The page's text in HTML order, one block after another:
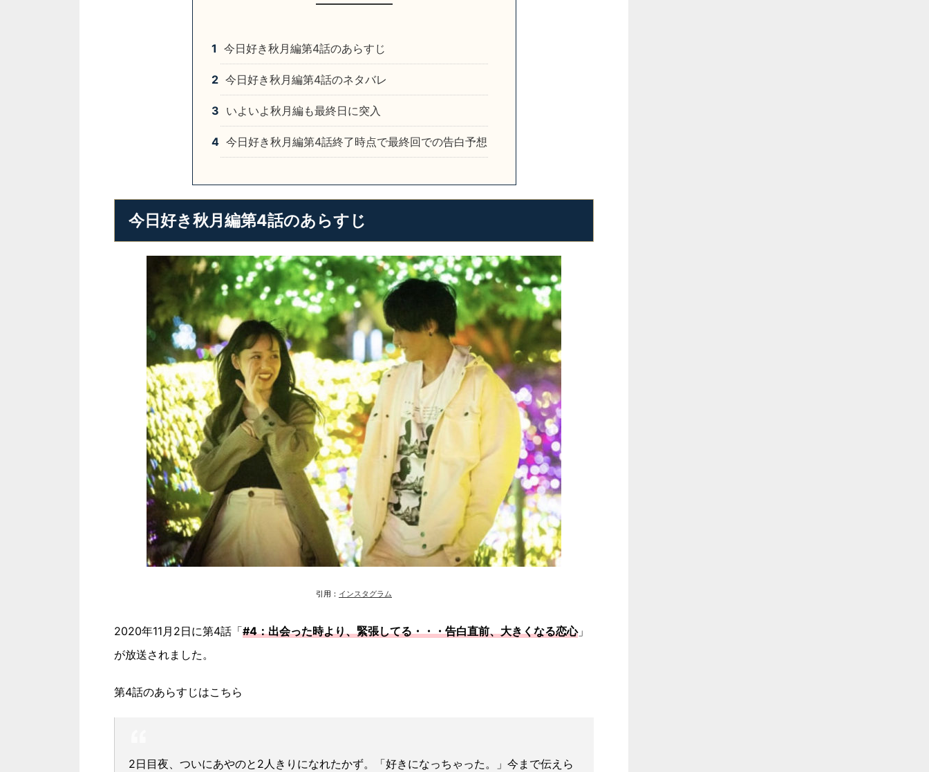
1 今日好き秋月編第4話のあらすじ
2 今日好き秋月編第4話のネタバレ
3 いよいよ秋月編も最終日に突入
4 今日好き秋月編第4話終了時点で最終回での告白予想
今日好き秋月編第4話のあらすじ
引用： インスタグラム
2020年11月2日に第4話「#4：出会った時より、緊張してる・・・告白直前、大きくなる恋心」
が放送されました。
第4話のあらすじはこちら
2日目夜、ついにあやのと2人きりになれたかず。「好きになっちゃった。」今まで伝えら